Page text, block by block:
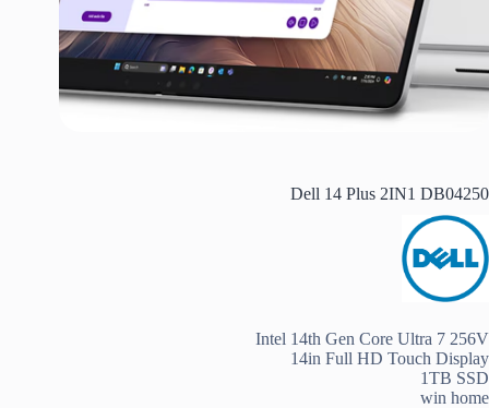
Dell 14 Plus 2IN1 DB04250
Intel 14th Gen Core Ultra 7 256V
14in Full HD Touch Display
1TB SSD
win home